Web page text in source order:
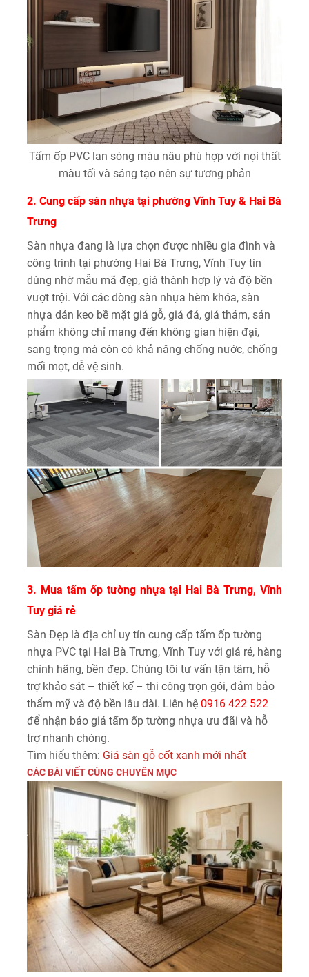
Tấm ốp PVC lan sóng màu nâu phù hợp với nọi thất
màu tối và sáng tạo nên sự tương phản
2. Cung cấp sàn nhựa tại phường Vĩnh Tuy & Hai Bà
Trưng
Sàn nhựa đang là lựa chọn được nhiều gia đình và
công trình tại phường Hai Bà Trưng, Vĩnh Tuy tin
dùng nhờ mẫu mã đẹp, giá thành hợp lý và độ bền
vượt trội. Với các dòng sàn nhựa hèm khóa, sàn
nhựa dán keo bề mặt giả gỗ, giả đá, giả thảm, sản
phẩm không chỉ mang đến không gian hiện đại,
sang trọng mà còn có khả năng chống nước, chống
mối mọt, dễ vệ sinh.
3. Mua tấm ốp tường nhựa tại Hai Bà Trưng, Vĩnh
Tuy giá rẻ
Sàn Đẹp là địa chỉ uy tín cung cấp tấm ốp tường
nhựa PVC tại Hai Bà Trưng, Vĩnh Tuy với giá rẻ, hàng
chính hãng, bền đẹp. Chúng tôi tư vấn tận tâm, hỗ
trợ khảo sát – thiết kế – thi công trọn gói, đảm bảo
thẩm mỹ và độ bền lâu dài. Liên hệ 0916 422 522
để nhận báo giá tấm ốp tường nhựa ưu đãi và hỗ
trợ nhanh chóng.
Tìm hiểu thêm: Giá sàn gỗ cốt xanh mới nhất
CÁC BÀI VIẾT CÙNG CHUYÊN MỤC